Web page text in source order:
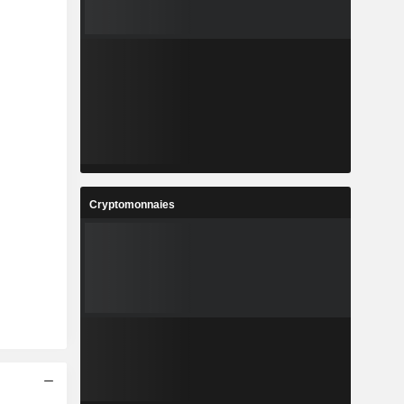
Cryptomonnaies